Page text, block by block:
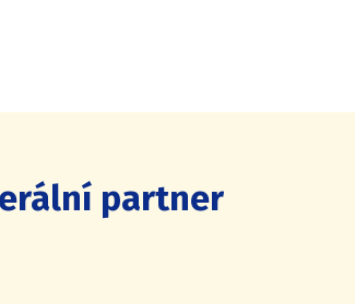
partner